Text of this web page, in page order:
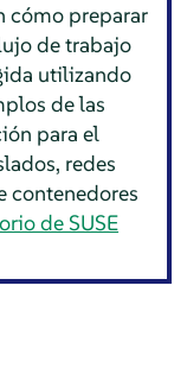
cómo preparar
de trabajo
utilizando
de las
para el
redes
contenedores
de SUSE